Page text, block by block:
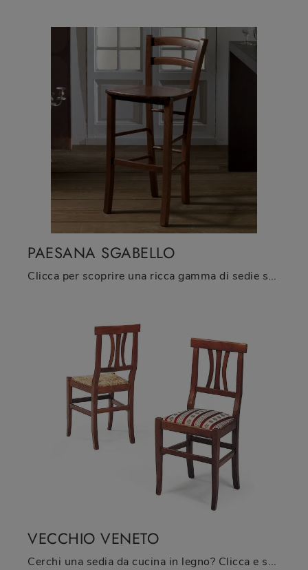
PAESANA SGABELLO
Clicca per scoprire una ricca gamma di sedie sgabelli per stanze classiche: il modello Paesana Sgabello di La Seggiola ti attende!
VECCHIO VENETO
Cerchi una sedia da cucina in legno? Clicca e scopri il modello Vecchio Veneto di La Seggiola per completare i tuoi interni perfettamente.